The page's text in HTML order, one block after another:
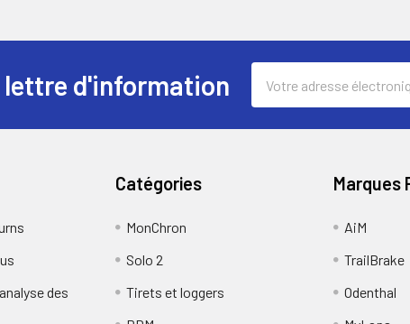
lettre d'information
électronique
des
Catégories
MonChron
Solo 2
Tirets et loggers
Marques
AiM
TrailBrake
Odenthal